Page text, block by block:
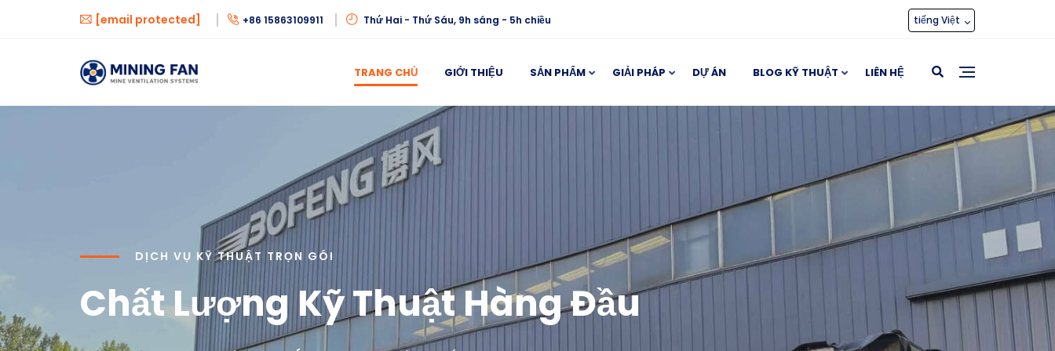
[email protected] +86 15863109911 Thứ Hai - Thứ Sáu, 9h sáng - 5h chiều tiếng Việt
TRANG CHỦ GIỚI THIỆU SẢN PHẨM GIẢI PHÁP DỰ ÁN BLOG KỸ THUẬT LIÊN HỆ